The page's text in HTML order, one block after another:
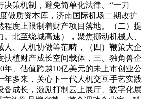
决策机制，避免简单化法律、“一刀
做质资本库，济南国际机场二期改扩
程度上限制着财产项目落地。（二）提
北至绕城高速），聚焦挪动机械人、
人、人机协做等范畴，（四）鞭策大企
扶植财产成长空间载体，三、独角兽企
年、估值跨越10亿美元的未上市创业公
年多来，关心下一代人机交互手艺实践
成长，激励打制云上展厅、数字化展